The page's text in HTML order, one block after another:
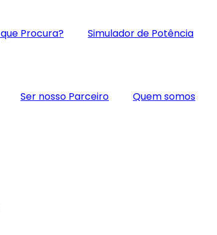
Procura? Simulador de Potência
Ser nosso Parceiro Quem somos